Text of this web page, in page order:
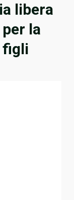
libera
la
figli